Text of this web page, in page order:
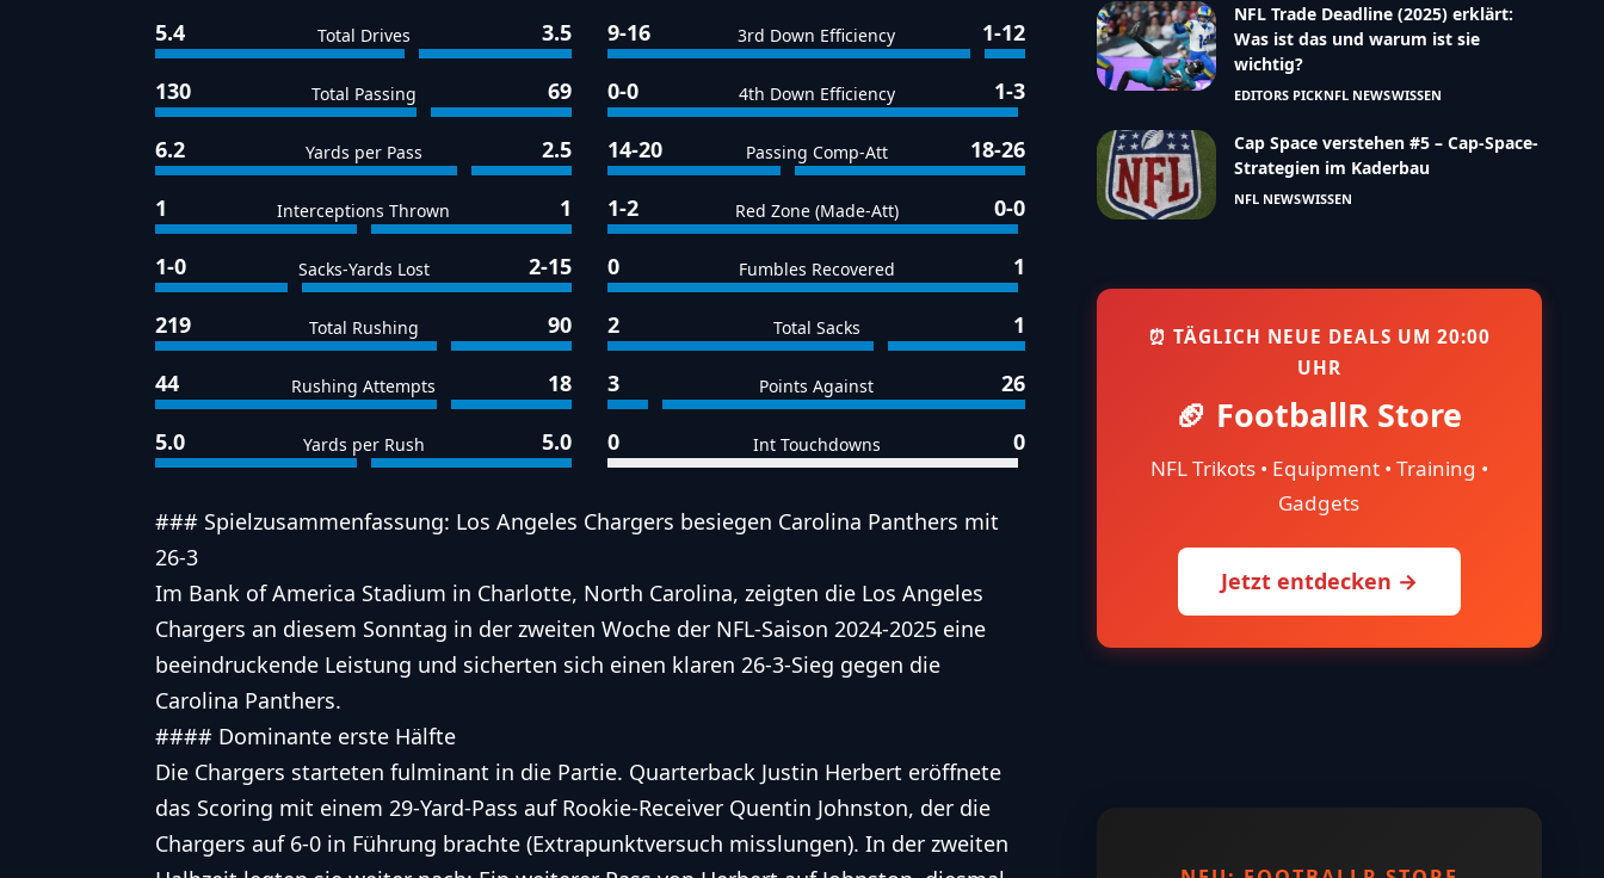
5.4 Total Drives 3.5
130 Total Passing 69
6.2 Yards per Pass 2.5
1 Interceptions Thrown 1
1-0 Sacks-Yards Lost 2-15
219 Total Rushing 90
44 Rushing Attempts 18
5.0 Yards per Rush 5.0
9-16 3rd Down Efficiency 1-12
0-0 4th Down Efficiency 1-3
14-20 Passing Comp-Att 18-26
1-2 Red Zone (Made-Att) 0-0
0 Fumbles Recovered 1
2 Total Sacks 1
3 Points Against 26
0 Int Touchdowns 0
### Spielzusammenfassung: Los Angeles Chargers besiegen Carolina Panthers mit
26-3
Im Bank of America Stadium in Charlotte, North Carolina, zeigten die Los Angeles
Chargers an diesem Sonntag in der zweiten Woche der NFL-Saison 2024-2025 eine
beeindruckende Leistung und sicherten sich einen klaren 26-3-Sieg gegen die
Carolina Panthers.
#### Dominante erste Hälfte
Die Chargers starteten fulminant in die Partie. Quarterback Justin Herbert eröffnete
das Scoring mit einem 29-Yard-Pass auf Rookie-Receiver Quentin Johnston, der die
Chargers auf 6-0 in Führung brachte (Extrapunktversuch misslungen). In der zweiten
NFL Trade Deadline (2025) erklärt:
Was ist das und warum ist sie
wichtig?
EDITORS PICKNFL NEWSWISSEN
Cap Space verstehen #5 – Cap-Space-
Strategien im Kaderbau
NFL NEWSWISSEN
⏰ TÄGLICH NEUE DEALS UM 20:00
UHR
🏈 FootballR Store
NFL Trikots • Equipment • Training •
Gadgets
Jetzt entdecken →